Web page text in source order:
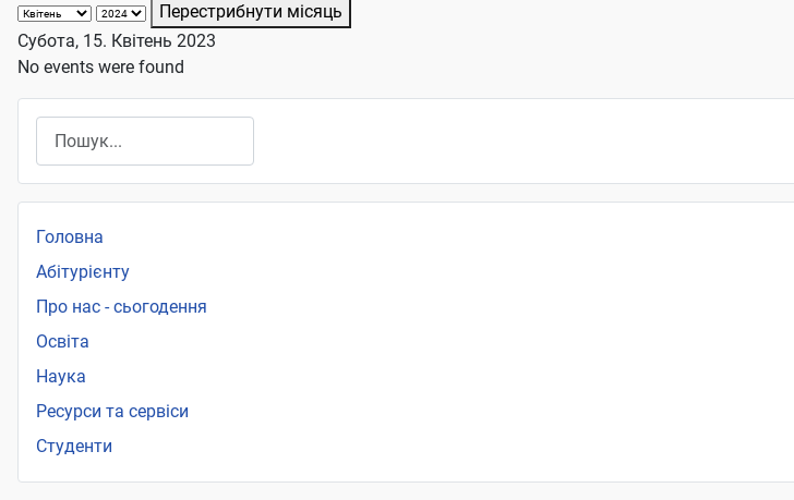
Перестрибнути місяць
Субота, 15. Квітень 2023
No events were found
Головна
Абітурієнту
Про нас - сьогодення
Освіта
Наука
Ресурси та сервіси
Студенти